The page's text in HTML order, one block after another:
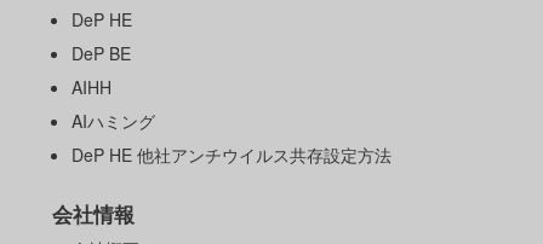
DeP HE
DeP BE
AIHH
AIハミング
DeP HE 他社アンチウイルス共存設定方法
会社情報